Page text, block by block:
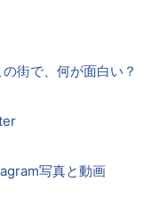
街で、何が面白い？
写真と動画